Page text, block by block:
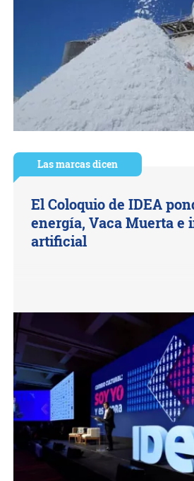
Las marcas dicen
El Coloquio de IDEA
energía, Vaca Muerta e
artificial